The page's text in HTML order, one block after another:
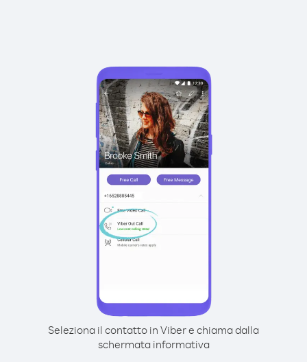
Seleziona il contatto in Viber e chiama dalla
schermata informativa